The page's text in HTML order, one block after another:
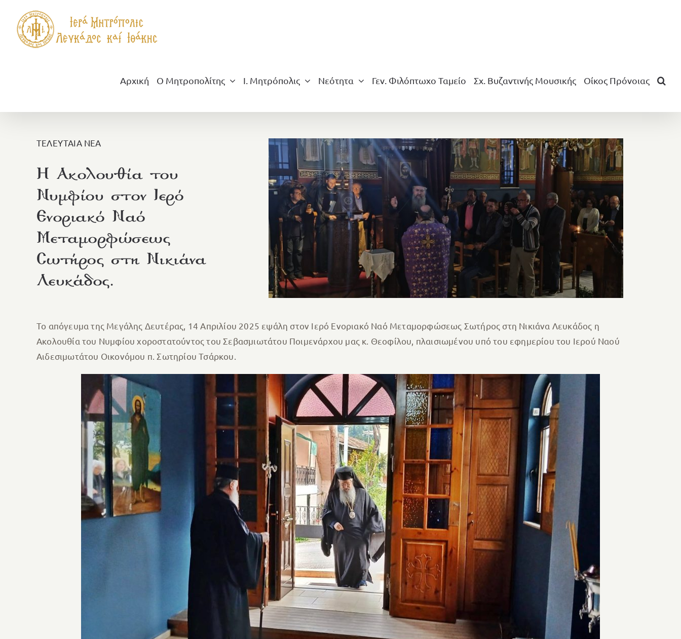
περιεχόμενο
Αρχική Ο Μητροπολίτης Ι. Μητρόπολις Νεότητα Γεν. Φιλόπτωχο Ταμείο Σχ. Βυζαντινής Μουσικής Οίκος Πρόνοιας
ΤΕΛΕΥΤΑΙΑ ΝΕΑ
Η Ακολουθία του
Νυμφίου στον Ιερό
Ενοριακό Ναό
Μεταμορφώσεως
Σωτήρος στη Νικιάνα
Λευκάδος.
Το απόγευμα της Μεγάλης Δευτέρας, 14 Απριλίου 2025 εψάλη στον Ιερό Ενοριακό Ναό Μεταμορφώσεως Σωτήρος στη Νικιάνα Λευκάδος η
Ακολουθία του Νυμφίου χοροστατούντος του Σεβασμιωτάτου Ποιμενάρχου μας κ. Θεοφίλου, πλαισιωμένου υπό του εφημερίου του Ιερού Ναού
Αιδεσιμωτάτου Οικονόμου π. Σωτηρίου Τσάρκου.